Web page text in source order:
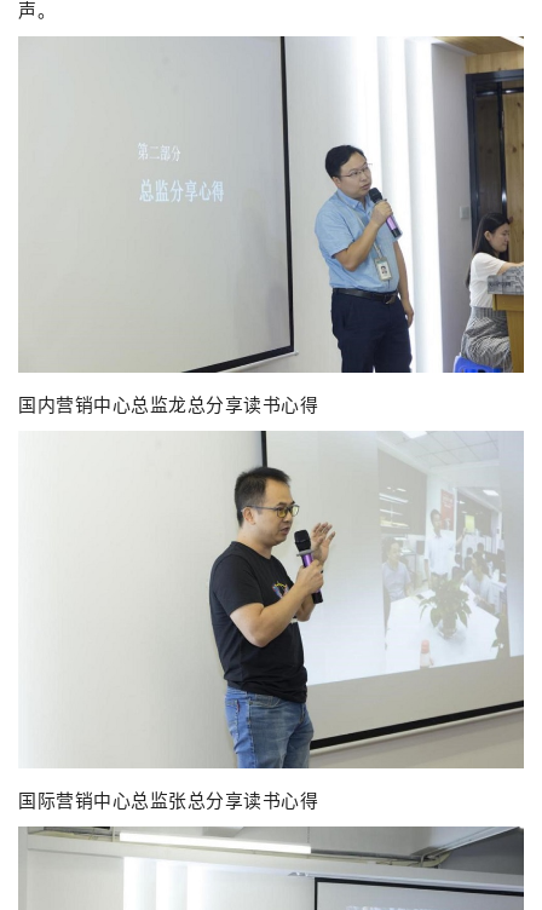
声。
国内营销中心总监龙总分享读书心得
国际营销中心总监张总分享读书心得